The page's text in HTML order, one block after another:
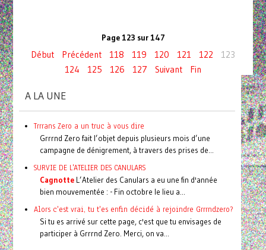
Page 123 sur 147
Début Précédent 118 119 120 121 122
123
124
125 126 127 Suivant Fin
A LA UNE
Trrrans Zero a un truc à vous dire
Grrrnd Zero fait l’objet depuis plusieurs mois d’une
campagne de dénigrement, à travers des prises de...
SURVIE DE L'ATELIER DES CANULARS
CagnotteL’Atelier des Canulars a eu une fin d'année
bien mouvementée : - Fin octobre le lieu a...
Alors c'est vrai, tu t'es enfin décidé à rejoindre Grrrndzero?
Si tu es arrivé sur cette page, c'est que tu envisages de
participer à Grrrnd Zero. Merci, on va...